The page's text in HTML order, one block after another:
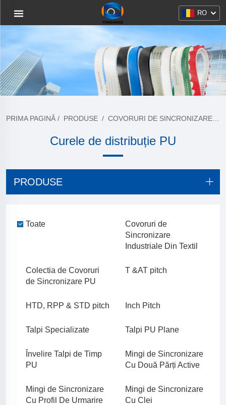
RO
PRIMA PAGINĂ / PRODUSE / COVORURI DE SINCRONIZARE PU
Curele de distribuție PU
PRODUSE
Toate
Covoruri de
Sincronizare
Industriale Din Textil
Colectia de Covoruri
de Sincronizare PU
T &AT pitch
HTD, RPP & STD pitch Inch Pitch
Talpi Specializate Talpi PU Plane
Învelire Talpi de Timp
PU
Mingi de Sincronizare
Cu Două Părți Active
Mingi de Sincronizare
Cu Profil De Urmarire
Mingi de Sincronizare
Cu Clei